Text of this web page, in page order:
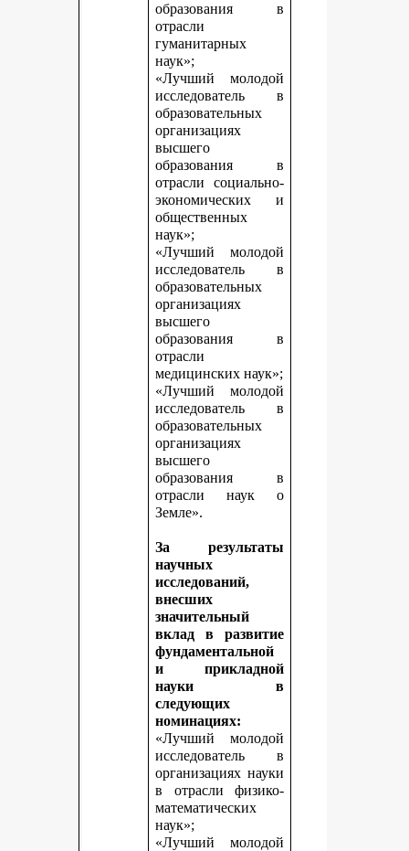
образования в
отрасли
гуманитарных
наук»;
«Лучший молодой
исследователь в
образовательных
организациях
высшего
образования в
отрасли социально-
экономических и
общественных
наук»;
«Лучший молодой
исследователь в
образовательных
организациях
высшего
образования в
отрасли
медицинских наук»;
«Лучший молодой
исследователь в
образовательных
организациях
высшего
образования в
отрасли наук о
Земле».
За результаты
научных
исследований,
внесших
значительный
вклад в развитие
фундаментальной
и прикладной
науки в
следующих
номинациях:
«Лучший молодой
исследователь в
организациях науки
в отрасли физико-
математических
наук»;
«Лучший молодой